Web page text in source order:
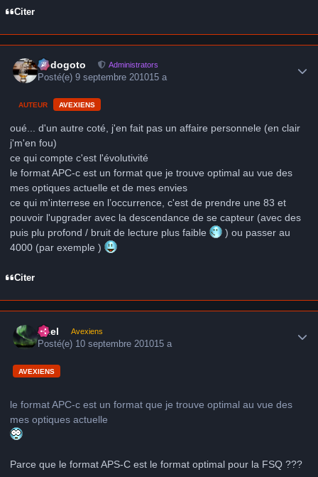
Citer
frédogoto Administrators
Posté(e)9 septembre 201015 a
AUTEUR AVEXIENS
oué... d'un autre coté, j'en fait pas un affaire personnele (en clair
j'm'en fou)
ce qui compte c'est l'évolutivité
le format APC-c est un format que je trouve optimal au vue des
mes optiques actuelle et de mes envies
ce qui m'interrese en l’occurrence, c'est de prendre une 83 et
pouvoir l'upgrader avec la descendance de se capteur (avec des
puis plu profond / bruit de lecture plus faible
) ou passer au
4000 (par exemple )
Citer
Axel Avexiens
Posté(e) 10 septembre 201015 a
AVEXIENS
le format APC-c est un format que je trouve optimal au vue des
mes optiques actuelle
Parce que le format APS-C est le format optimal pour la FSQ ???